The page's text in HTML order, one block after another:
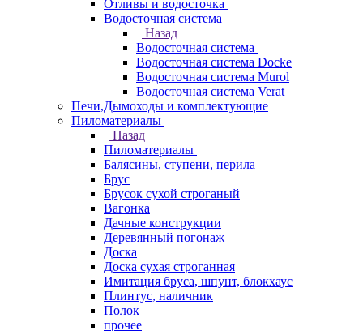
Отливы и водосточка
Водосточная система
Назад
Водосточная система
Водосточная система Docke
Водосточная система Murol
Водосточная система Verat
Печи,Дымоходы и комплектующие
Пиломатериалы
Назад
Пиломатериалы
Балясины, ступени, перила
Брус
Брусок сухой строганый
Вагонка
Дачные конструкции
Деревянный погонаж
Доска
Доска сухая строганная
Имитация бруса, шпунт, блокхаус
Плинтус, наличник
Полок
прочее